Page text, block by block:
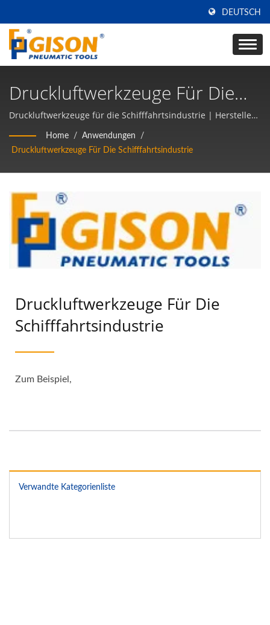
DEUTSCH
Druckluftwerkzeuge Für Die
Schifffahrtsindustrie |
Hersteller Von
Pneumatischen
Handwerkzeugen Aus Taiwan
| Gison
Druckluftwerkzeuge für die Schifffahrtsindustrie | Hersteller
von Druckluftwerkzeugen und pneumatischen
Handwerkzeugen seit 50 Jahren in TAIWAN | Gison
Home / Anwendungen
/
Druckluftwerkzeuge Für Die Schifffahrtsindustrie
Druckluftwerkzeuge Für Die
Schifffahrtsindustrie
Zum Beispiel,
Verwandte Kategorienliste